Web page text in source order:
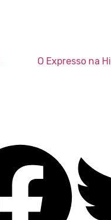
O Expresso na